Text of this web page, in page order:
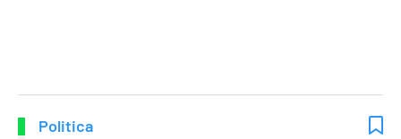
Politica